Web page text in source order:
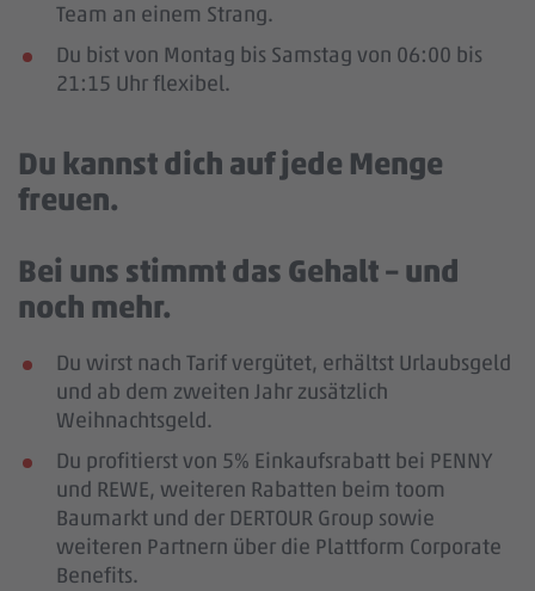
Team an einem Strang.
Du bist von Montag bis Samstag von 06:00 bis
21:15 Uhr flexibel.
Du kannst dich auf jede Menge
freuen.
Bei uns stimmt das Gehalt – und
noch mehr.
Du wirst nach Tarif vergütet, erhältst Urlaubsgeld
und ab dem zweiten Jahr zusätzlich
Weihnachtsgeld.
Du profitierst von 5% Einkaufsrabatt bei PENNY
und REWE, weiteren Rabatten beim toom
Baumarkt und der DERTOUR Group sowie
weiteren Partnern über die Plattform Corporate
Benefits.